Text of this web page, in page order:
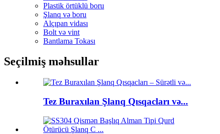
Plastik örtüklü boru
Şlanq və boru
Alçıpan vidası
Bolt və vint
Bantlama Tokası
Seçilmiş məhsullar
Tez Buraxılan Şlanq Qısqacları və...